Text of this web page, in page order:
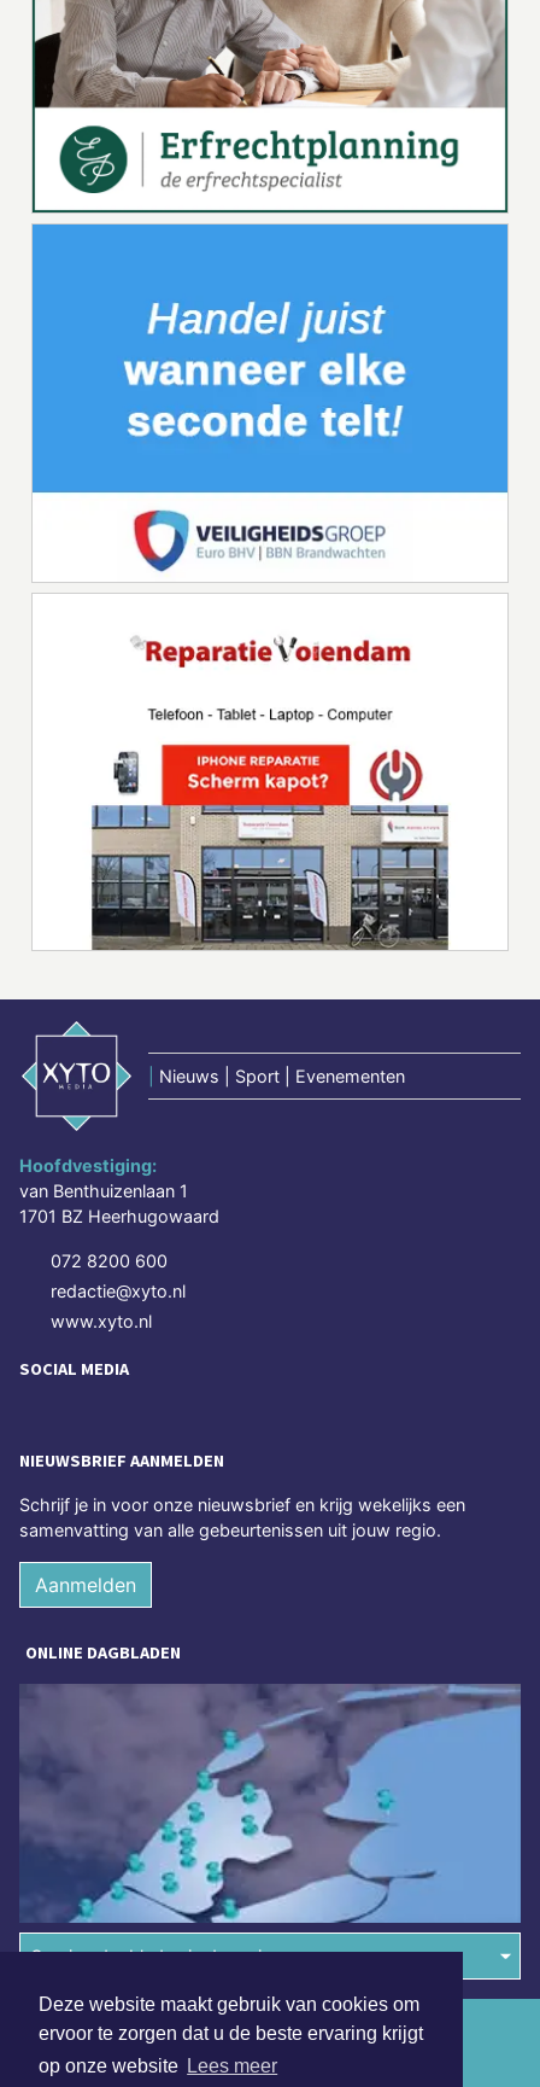
Deze website maakt gebruik van cookies om
ervoor te zorgen dat u de beste ervaring krijgt
op onze website Lees meer
Nieuws | Sport | Evenementen
Hoofdvestiging:
van Benthuizenlaan 1
1701 BZ Heerhugowaard
072 8200 600
redactie@xyto.nl
www.xyto.nl
SOCIAL MEDIA
NIEUWSBRIEF AANMELDEN
Schrijf je in voor onze nieuwsbrief en krijg wekelijks een
samenvatting van alle gebeurtenissen uit jouw regio.
Aanmelden
ONLINE DAGBLADEN
Overige dagbladen in de regio
Algemene voorwaarden
Disclaimer